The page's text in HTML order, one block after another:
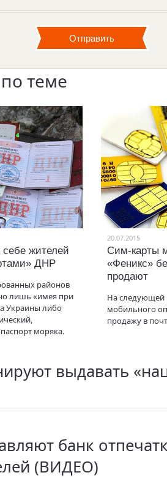
теме
себе жителей
ДНР
районов
лишь «имея при
Украины либо
моряка.
20.07.2015
Сим-карты
«Феникс»
продают
На следующей
мобильного
продажу в
выдавать
банк
(ВИДЕО)